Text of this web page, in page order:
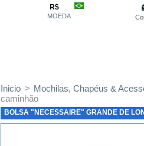
R$
MOEDA
Inicio > Mochilas, Chapéus &
caminhão
BOLSA "NECESSAIRE" GRANDE DE